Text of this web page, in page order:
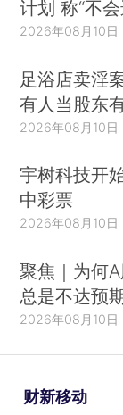
计划 称“不
2026年08月10日
足浴店卖淫
有人当股东
2026年08月10日
宇树科技开
中彩票
2026年08月10日
聚焦｜为何
总是不达预
2026年08月10日
财新移动